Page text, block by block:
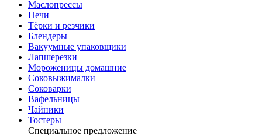
Маслопрессы
Печи
Тёрки и резчики
Блендеры
Вакуумные упаковщики
Лапшерезки
Мороженицы домашние
Соковыжималки
Соковарки
Вафельницы
Чайники
Тостеры
Специальное предложение